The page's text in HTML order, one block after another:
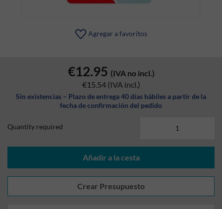
Agregar a favoritos
€12.95 (IVA no incl.)
€15.54 (IVA incl.)
Sin existencias – Plazo de entrega 40 días hábiles a partir de la
fecha de confirmación del pedido
Quantity required
Añadir a la cesta